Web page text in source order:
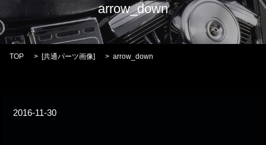
arrow_down
TOP [共通パーツ画像] arrow_down
2016-11-30